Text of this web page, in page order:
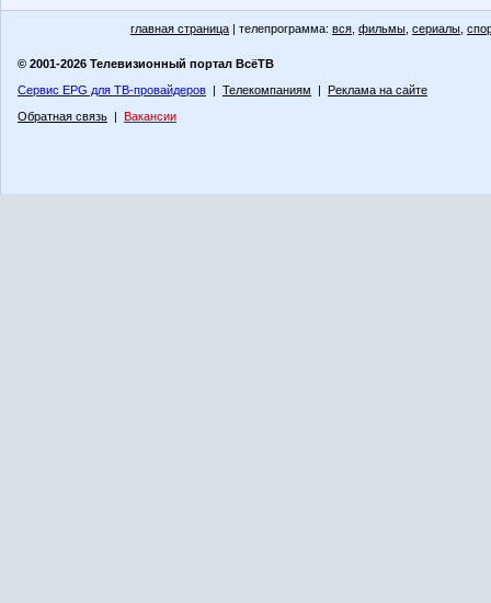
главная страница | телепрограмма: вся фильмы сериалы
© 2001-2026 Телевизионный портал ВсёТВ
Сервис EPG для ТВ-провайдеров | Телекомпаниям | Реклама на сайте
Обратная связь | Вакансии